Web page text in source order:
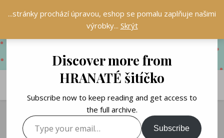
HRANATÝ KRÁMEK
...stránky prochází úpravou, eshop se pomalu zaplňuje našimi
výrobky... Skrýt
Discover more from
HRANATÉ šitíčko
Subscribe now to keep reading and get access to
the full archive.
Type your email…
Subscribe